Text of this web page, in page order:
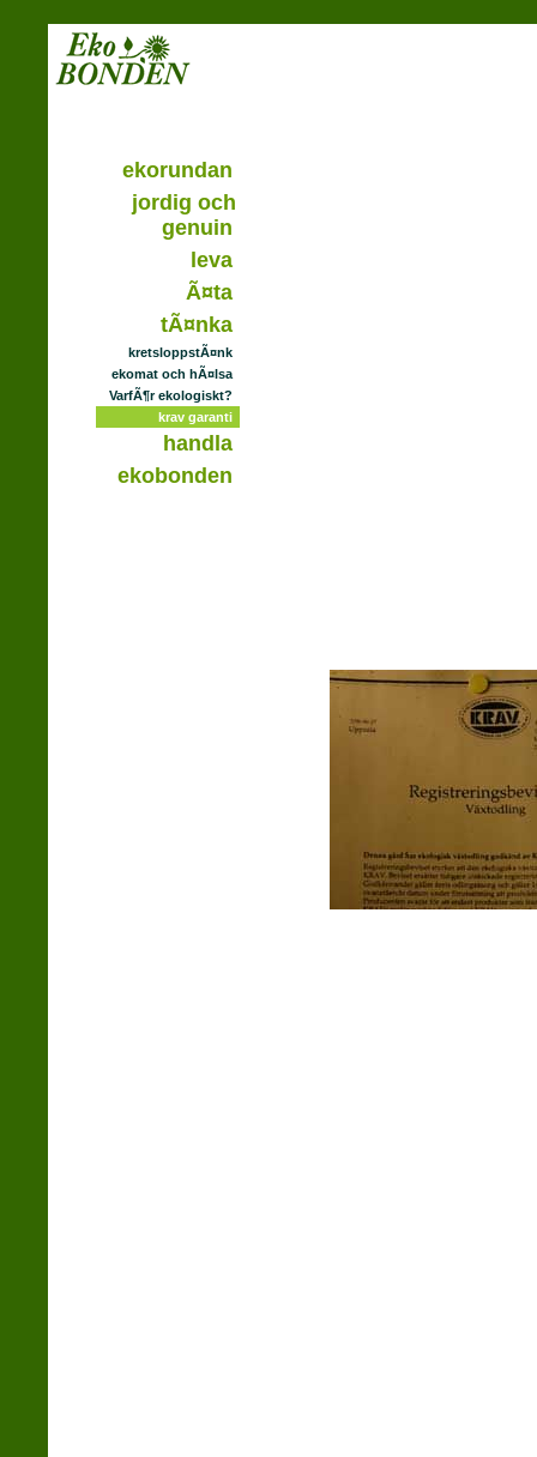
ekorundan
jordig och
genuin
leva
Ã¤ta
tÃ¤nka
kretsloppstÃ¤nk
ekomat och hÃ¤lsa
VarfÃ¶r ekologiskt?
krav garanti
handla
ekobonden